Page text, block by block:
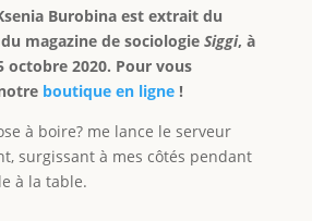
Burobina est extrait du
magazine de sociologie Siggi, à
octobre 2020. Pour vous
boutique en ligne!
à boire? me lance le serveur
surgissant à mes côtés pendant
à la table.